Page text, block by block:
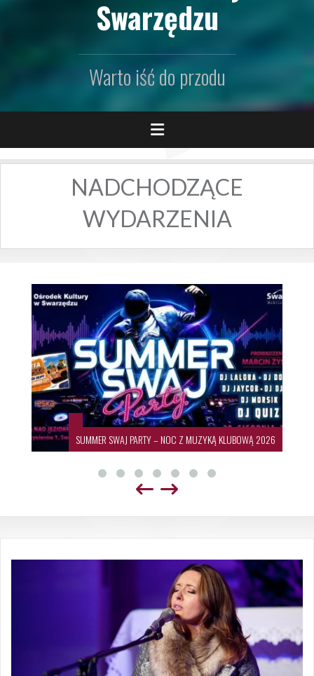
Swarzędzu
Warto iść do przodu
NADCHODZĄCE
WYDARZENIA
SUMMER SWAJ PARTY – NOC Z MUZYKĄ KLUBOWĄ 2026